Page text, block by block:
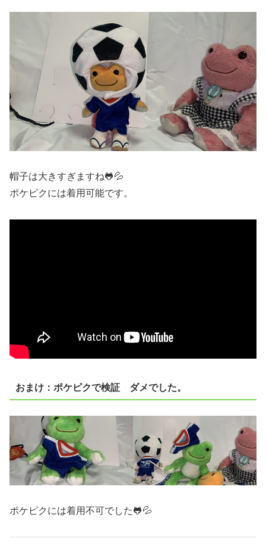
帽子は大きすぎますね🐸💦
ポケピクには着用可能です。
おまけ：ポケピクで検証 ダメでした。
ポケピクには着用不可でした🐸💦